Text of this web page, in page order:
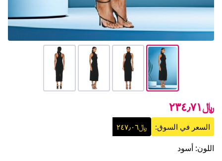
﷼٢٣٤٫٧١
السعر في السوق: ﷼٢٤٧٫٠٦
اللون: أسود